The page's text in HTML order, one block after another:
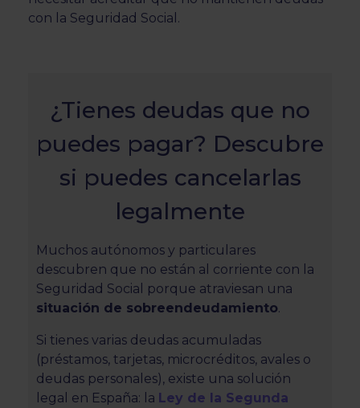
con la Seguridad Social.
¿Tienes deudas que no
puedes pagar? Descubre
si puedes cancelarlas
legalmente
Muchos autónomos y particulares
descubren que no están al corriente con la
Seguridad Social porque atraviesan una
situación de sobreendeudamiento.
Si tienes varias deudas acumuladas
(préstamos, tarjetas, microcréditos, avales o
deudas personales), existe una solución
legal en España: la Ley de la Segunda